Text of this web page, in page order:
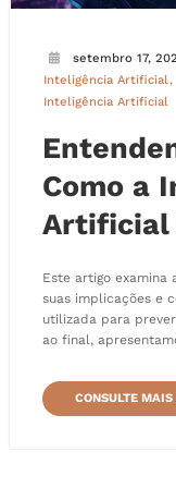
setembro 17,
Inteligência Artificial
Inteligência Artificial
Como a
Artificial
Este artigo examina
suas implicações e
utilizada para
ao final,
CONSULTE